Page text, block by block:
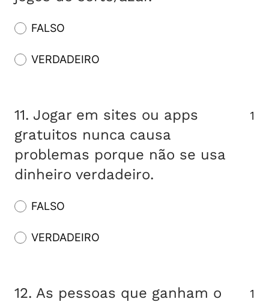
FALSO
VERDADEIRO
11. Jogar em sites ou apps
gratuitos nunca causa
problemas porque não se usa
dinheiro verdadeiro.
1
FALSO
VERDADEIRO
12. As pessoas que ganham o
1